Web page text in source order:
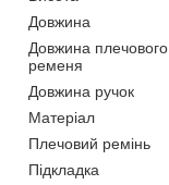
Довжина
Довжина плечового
ременя
Довжина ручок
Матеріал
Плечовий ремінь
Підкладка